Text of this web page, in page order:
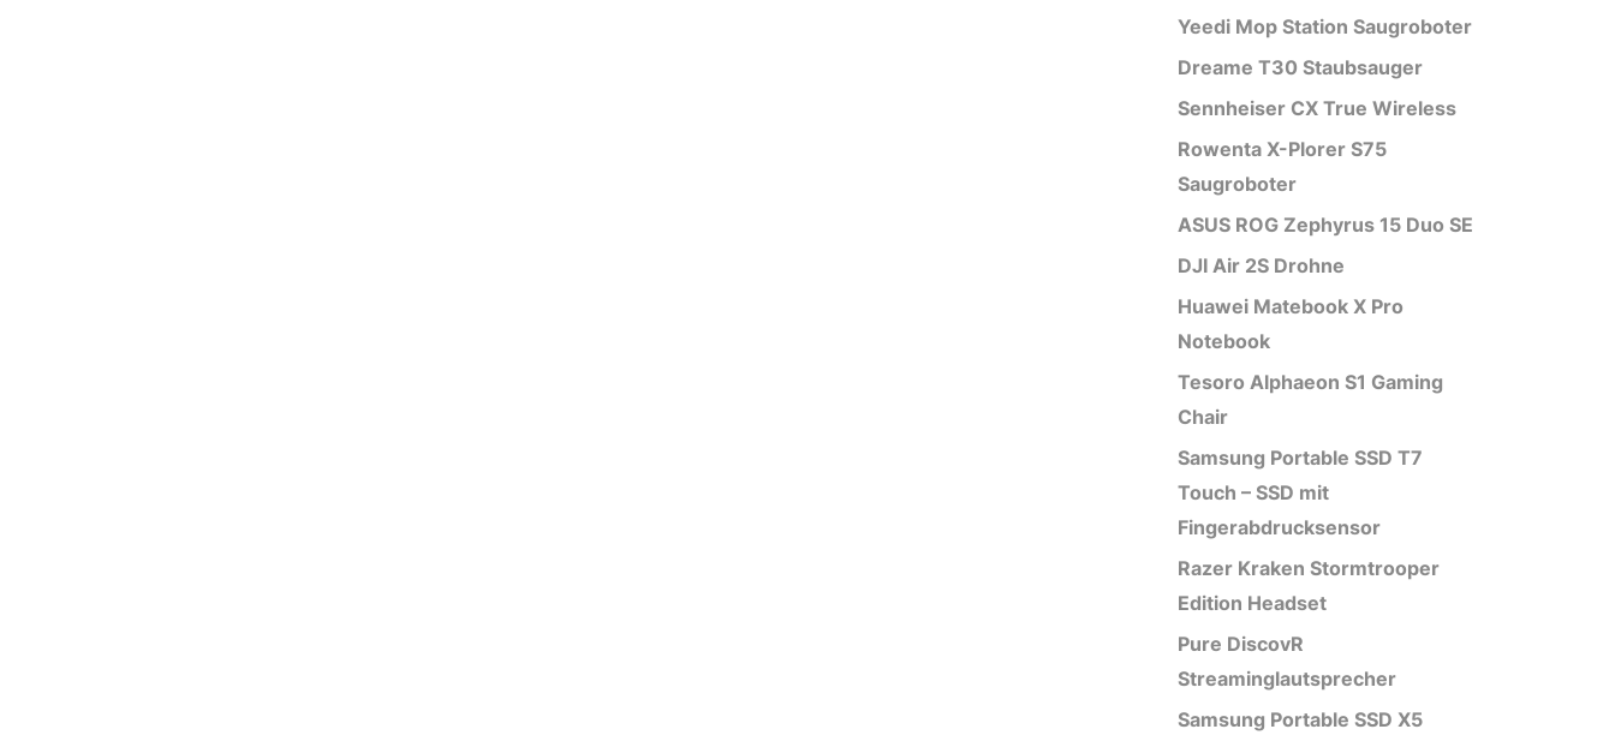
Yeedi Mop Station Saugroboter
Dreame T30 Staubsauger
Sennheiser CX True Wireless
Rowenta X-Plorer S75
Saugroboter
ASUS ROG Zephyrus 15 Duo SE
DJI Air 2S Drohne
Huawei Matebook X Pro
Notebook
Tesoro Alphaeon S1 Gaming
Chair
Samsung Portable SSD T7
Touch – SSD mit
Fingerabdrucksensor
Razer Kraken Stormtrooper
Edition Headset
Pure DiscovR
Streaminglautsprecher
Samsung Portable SSD X5